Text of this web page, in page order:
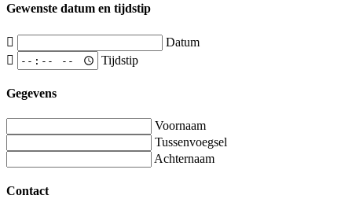
Gewenste datum en tijdstip
Datum
Tijdstip
Gegevens
Voornaam
Tussenvoegsel
Achternaam
Contact